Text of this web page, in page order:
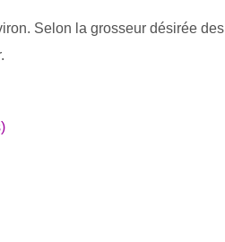
Selon la grosseur désirée des